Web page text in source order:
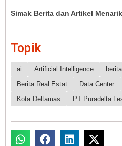
Simak Berita dan Artikel
Topik
ai Artificial Intelligence
Berita Real Estat
Data Center
Kota Deltamas
PT Puradelta